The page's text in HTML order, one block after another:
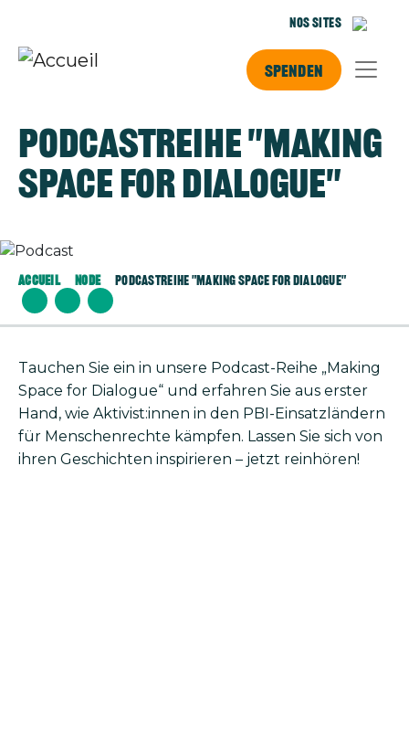
Nos sites
Spenden
Podcastreihe "Making
Space for Dialogue"
Image
Accueil
Node Podcastreihe "Making Space For Dialogue"
Tauchen Sie ein in unsere Podcast-Reihe „Making
Space for Dialogue“ und erfahren Sie aus erster
Hand, wie Aktivist:innen in den PBI-Einsatzländern
für Menschenrechte kämpfen. Lassen Sie sich von
ihren Geschichten inspirieren – jetzt reinhören!